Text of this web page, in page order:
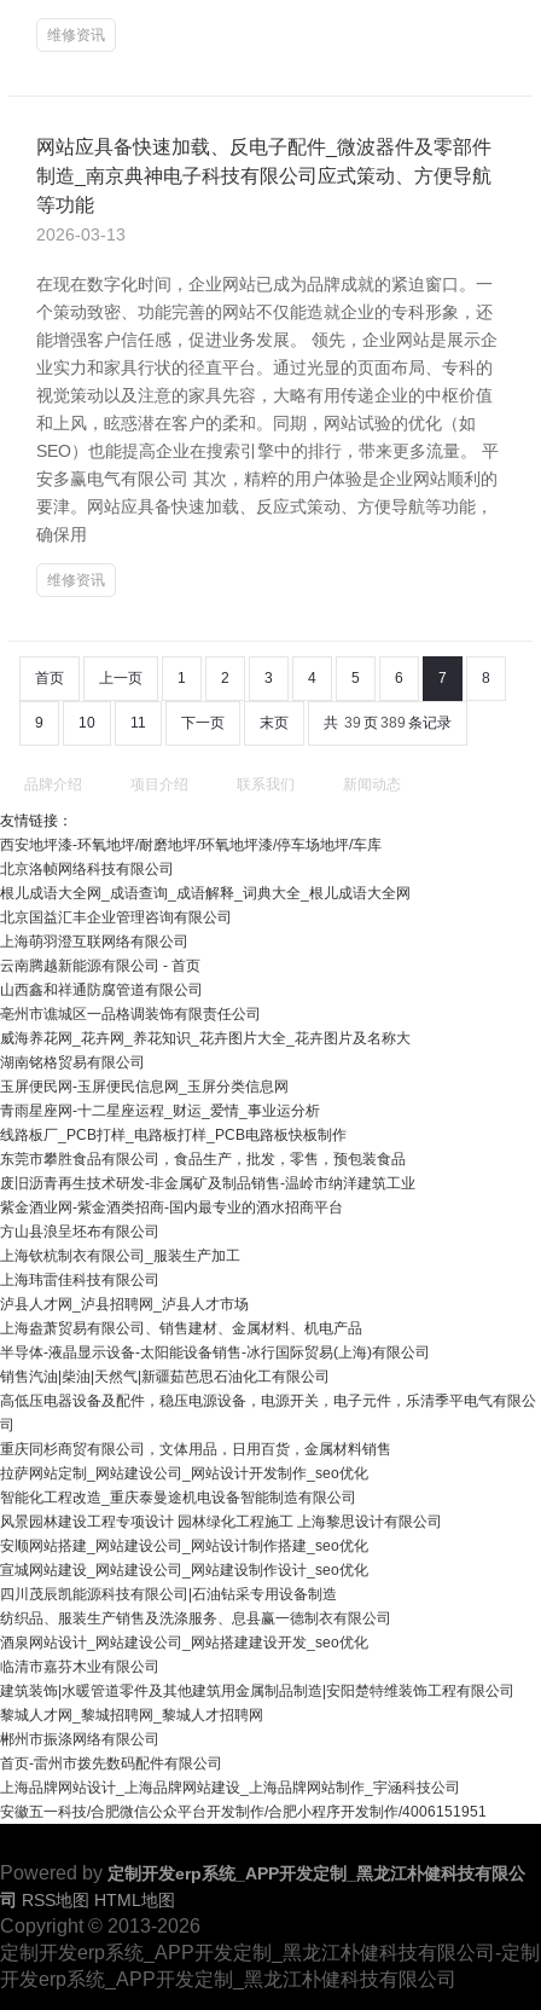
维修资讯
网站应具备快速加载、反电子配件_微波器件及零部件
制造_南京典神电子科技有限公司应式策动、方便导航
等功能
2026-03-13
在现在数字化时间，企业网站已成为品牌成就的紧迫窗口。一
个策动致密、功能完善的网站不仅能造就企业的专科形象，还
能增强客户信任感，促进业务发展。 领先，企业网站是展示企
业实力和家具行状的径直平台。通过光显的页面布局、专科的
视觉策动以及注意的家具先容，大略有用传递企业的中枢价值
和上风，眩惑潜在客户的柔和。同期，网站试验的优化（如
SEO）也能提高企业在搜索引擎中的排行，带来更多流量。 平
安多赢电气有限公司 其次，精粹的用户体验是企业网站顺利的
要津。网站应具备快速加载、反应式策动、方便导航等功能，
确保用
维修资讯
首页 上一页 1 2 3 4 5 6 7 8
9 10 11 下一页 末页 共 39 页389 条记录
品牌介绍 项目介绍 联系我们 新闻动态
友情链接：
西安地坪漆-环氧地坪/耐磨地坪/环氧地坪漆/停车场地坪/车库
北京洛帧网络科技有限公司
根儿成语大全网_成语查询_成语解释_词典大全_根儿成语大全网
北京国益汇丰企业管理咨询有限公司
上海萌羽澄互联网络有限公司
云南腾越新能源有限公司 - 首页
山西鑫和祥通防腐管道有限公司
亳州市谯城区一品格调装饰有限责任公司
威海养花网_花卉网_养花知识_花卉图片大全_花卉图片及名称大
湖南铭格贸易有限公司
玉屏便民网-玉屏便民信息网_玉屏分类信息网
青雨星座网-十二星座运程_财运_爱情_事业运分析
线路板厂_PCB打样_电路板打样_PCB电路板快板制作
东莞市攀胜食品有限公司，食品生产，批发，零售，预包装食品
废旧沥青再生技术研发-非金属矿及制品销售-温岭市纳洋建筑工业
紫金酒业网-紫金酒类招商-国内最专业的酒水招商平台
方山县浪呈坯布有限公司
上海钦杭制衣有限公司_服装生产加工
上海玮雷佳科技有限公司
泸县人才网_泸县招聘网_泸县人才市场
上海盎萧贸易有限公司、销售建材、金属材料、机电产品
半导体-液晶显示设备-太阳能设备销售-冰行国际贸易(上海)有限公司
销售汽油|柴油|天然气|新疆茹芭思石油化工有限公司
高低压电器设备及配件，稳压电源设备，电源开关，电子元件，乐清季平电气有限公
司
重庆同杉商贸有限公司，文体用品，日用百货，金属材料销售
拉萨网站定制_网站建设公司_网站设计开发制作_seo优化
智能化工程改造_重庆泰曼途机电设备智能制造有限公司
风景园林建设工程专项设计 园林绿化工程施工 上海黎思设计有限公司
安顺网站搭建_网站建设公司_网站设计制作搭建_seo优化
宣城网站建设_网站建设公司_网站建设制作设计_seo优化
四川茂辰凯能源科技有限公司|石油钻采专用设备制造
纺织品、服装生产销售及洗涤服务、息县赢一德制衣有限公司
酒泉网站设计_网站建设公司_网站搭建建设开发_seo优化
临清市嘉芬木业有限公司
建筑装饰|水暖管道零件及其他建筑用金属制品制造|安阳楚特维装饰工程有限公司
黎城人才网_黎城招聘网_黎城人才招聘网
郴州市振涤网络有限公司
首页-雷州市拨先数码配件有限公司
上海品牌网站设计_上海品牌网站建设_上海品牌网站制作_宇涵科技公司
安徽五一科技/合肥微信公众平台开发制作/合肥小程序开发制作/4006151951
Powered by 定制开发erp系统_APP开发定制_黑龙江朴健科技有限公
司 RSS地图 HTML地图
Copyright © 2013-2026
定制开发erp系统_APP开发定制_黑龙江朴健科技有限公司-定制
开发erp系统_APP开发定制_黑龙江朴健科技有限公司